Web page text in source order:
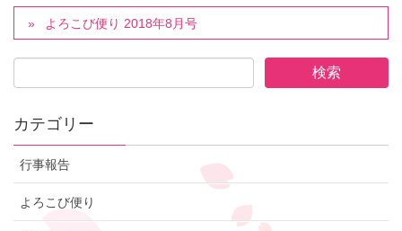
よろこび便り 2018年8月号
カテゴリー
行事報告
よろこび便り